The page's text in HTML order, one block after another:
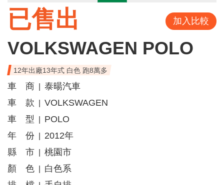
已售出 加入比較
VOLKSWAGEN POLO
12年出廠13年式 白色 跑8萬多
車 商
泰暘汽車
車 款
VOLKSWAGEN
車 型
POLO
年 份
2012年
縣 市
桃園市
顏 色
白色系